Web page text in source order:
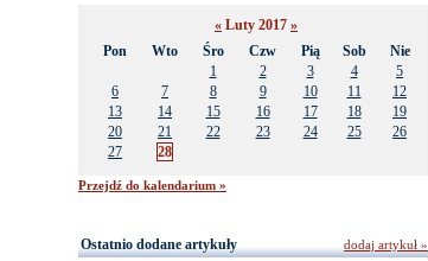
« Luty 2017 »
Pon
Wto Śro Czw Pią Sob
Nie
1
2 3 4
5
6
7 8 9 10 11
12
13
14 15 16 17 18
19
20
21 22 23 24 25
26
27
28
Przejdź do kalendarium »
Ostatnio dodane artykuły
dodaj artykuł »